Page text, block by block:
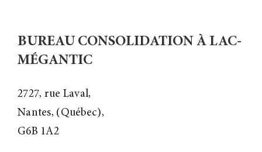
BUREAU CONSOLIDATION À LAC-
MÉGANTIC
2727, rue Laval,
Nantes, (Québec),
G6B 1A2